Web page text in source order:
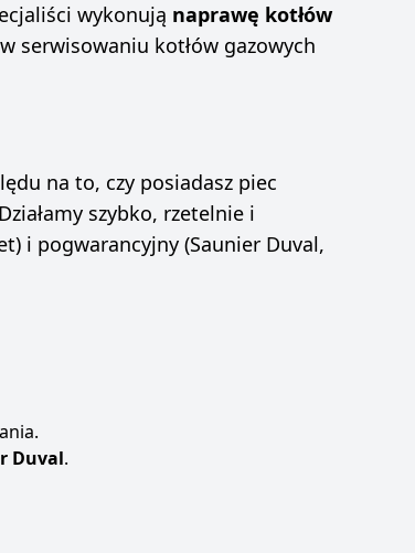
wykonują naprawę kotłów
serwisowaniu kotłów gazowych
na to, czy posiadasz piec
szybko, rzetelnie i
i pogwarancyjny (Saunier Duval,
Duval.